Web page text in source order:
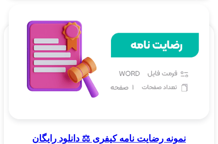
نمونه رضایت نامه کیفری ⚖️ دانلود رایگان